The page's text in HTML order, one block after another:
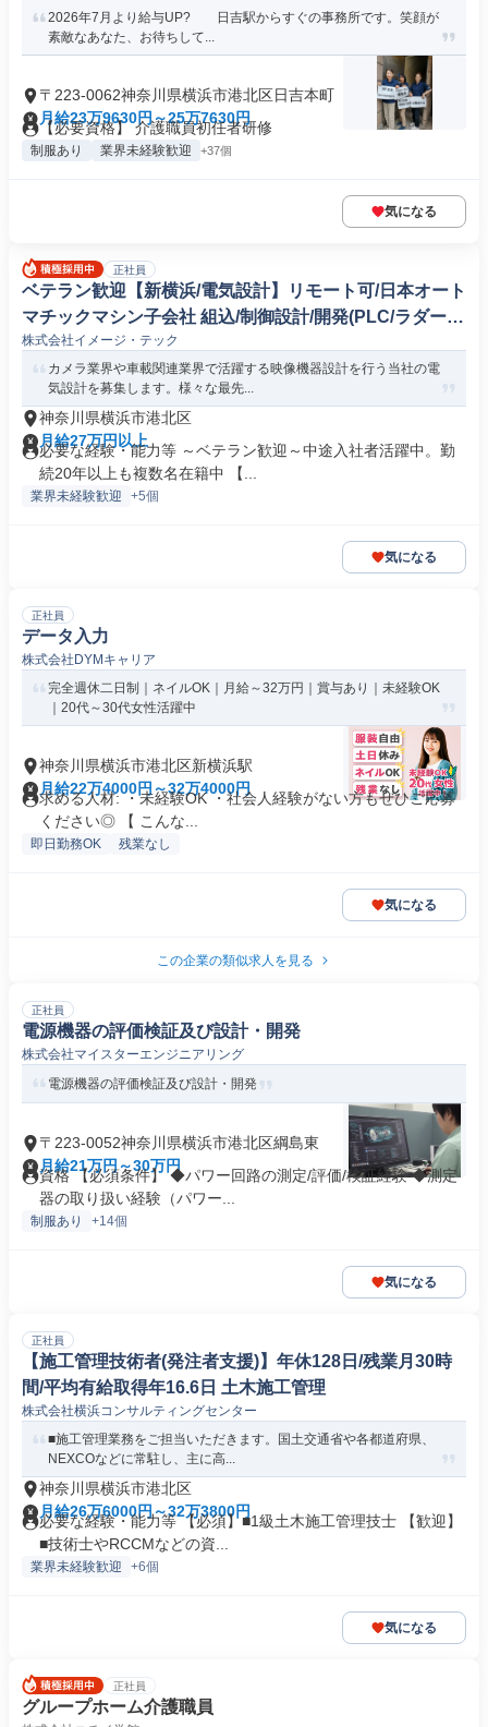
2026年7月より給与UP? 日吉駅からすぐの事務所です。笑顔が
素敵なあなた、お待ちして...
〒223-0062神奈川県横浜市港北区日吉本町
月給23万9630円～25万7630円
【必要資格】 介護職員初任者研修
制服あり 業界未経験歓迎 +37個
気になる
正社員
ベテラン歓迎【新横浜/電気設計】リモート可/日本オート
マチックマシン子会社 組込/制御設計/開発(PLC/ラダー/
シーケンス制御)
株式会社イメージ・テック
カメラ業界や車載関連業界で活躍する映像機器設計を行う当社の電
気設計を募集します。様々な最先...
神奈川県横浜市港北区
月給27万円以上
必要な経験・能力等 ～ベテラン歓迎～中途入社者活躍中。勤
続20年以上も複数名在籍中 【...
業界未経験歓迎 +5個
気になる
正社員
データ入力
株式会社DYMキャリア
完全週休二日制｜ネイルOK｜月給～32万円｜賞与あり｜未経験OK
｜20代～30代女性活躍中
神奈川県横浜市港北区新横浜駅
月給22万4000円～32万4000円
求める人材: ・未経験OK ・社会人経験がない方もぜひご応募
ください◎ 【 こんな...
即日勤務OK 残業なし
気になる
この企業の類似求人を見る
正社員
電源機器の評価検証及び設計・開発
株式会社マイスターエンジニアリング
電源機器の評価検証及び設計・開発
〒223-0052神奈川県横浜市港北区綱島東
月給21万円～30万円
資格 【必須条件】 ◆パワー回路の測定/評価/検証経験 ◆測定
器の取り扱い経験（パワー...
制服あり +14個
気になる
正社員
【施工管理技術者(発注者支援)】年休128日/残業月30時
間/平均有給取得年16.6日 土木施工管理
株式会社横浜コンサルティングセンター
■施工管理業務をご担当いただきます。国土交通省や各都道府県、
NEXCOなどに常駐し、主に高...
神奈川県横浜市港北区
月給26万6000円～32万3800円
必要な経験・能力等 【必須】■1級土木施工管理技士 【歓迎】
■技術士やRCCMなどの資...
業界未経験歓迎 +6個
気になる
正社員
グループホーム介護職員